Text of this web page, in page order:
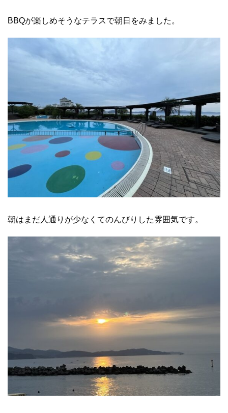
BBQが楽しめそうなテラスで朝日をみました。
朝はまだ人通りが少なくてのんびりした雰囲気です。